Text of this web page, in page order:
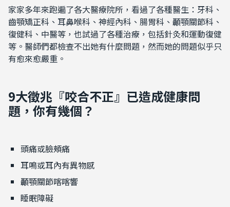
家家多年來跑遍了各大醫療院所，看過了各種醫生：牙科、
齒顎矯正科、耳鼻喉科、神經內科、腸胃科、顳顎關節科、
復健科、中醫等，也試過了各種治療，包括針灸和運動復健
等。醫師們都檢查不出她有什麼問題，然而她的問題似乎只
有愈來愈嚴重。
9大徵兆『咬合不正』已造成健康問
題，你有幾個？
頭痛或臉頰痛
耳鳴或耳內有異物感
顳顎關節喀喀響
睡眠障礙